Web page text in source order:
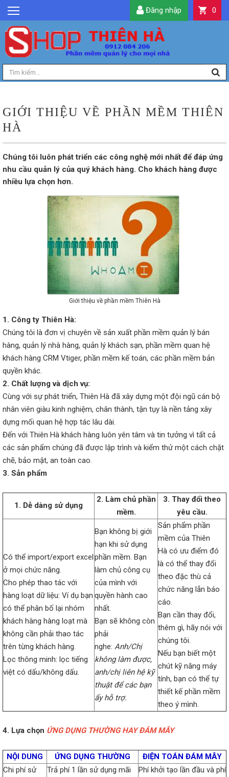
GIỚI THIỆU
TIN TỨC
SẢN PHẨM
DỊCH VỤ
TIỆN ÍCH
QUẢN LÝ
0
Đăng nhập
GIỚI THIỆU VỀ PHẦN MỀM THIÊN
HÀ
Chúng tôi luôn phát triển các công nghệ mới nhất để đáp ứng
nhu cầu quản lý của quý khách hàng. Cho khách hàng được
nhiều lựa chọn hơn.
Giới thiệu về phần mềm Thiên Hà
1. Công ty Thiên Hà:
Chúng tôi là đơn vị chuyên về sản xuất phần mềm quản lý bán
hàng, quản lý nhà hàng, quản lý khách sạn, phần mềm quan hệ
khách hàng CRM Vtiger, phần mềm kế toán, các phần mềm bản
quyền khác.
2. Chất lượng và dịch vụ:
Cùng với sự phát triển, Thiên Hà đã xây dựng một đội ngũ cán bộ
nhân viên giàu kinh nghiệm, chân thành, tận tụy là nền tảng xây
dựng mối quan hệ hợp tác lâu dài.
Đến với Thiên Hà khách hàng luôn yên tâm và tin tưởng vì tất cả
các sản phẩm chúng đã được lập trình và kiểm thử một cách chặt
chẽ, bảo mật, an toàn cao.
3. Sản phẩm
1. Dễ dàng sử dụng
2. Làm chủ phần
mềm.
3. Thay đổi theo
yêu cầu.
Có thể import/export excel
ở mọi chức năng.
Cho phép thao tác với
hàng loạt dữ liệu: Ví dụ bạn
có thể phân bố lại nhóm
khách hàng hàng loạt mà
không cần phải thao tác
trên từng khách hàng.
Lọc thông minh: lọc tiếng
việt có dấu/không dấu.
Bạn không bị giới
hạn khi sử dụng
phần mềm. Bạn
làm chủ công cụ
của mình với
quyền hành cao
nhất.
Bạn sẽ không còn
phải
nghe: Anh/Chị
không làm được,
anh/chị liên hệ kỹ
thuật để các bạn
ấy hỗ trợ.
Sản phẩm phần
mềm của Thiên
Hà có ưu điểm đó
là có thể thay đổi
theo đặc thù cả
chức năng lẫn báo
cáo.
Bạn cần thay đổi,
thêm gì, hãy nói với
chúng tôi.
Nếu bạn biết một
chút kỹ năng máy
tính, bạn có thể tự
thiết kế phần mềm
theo ý mình.
4. Lựa chọn ỨNG DỤNG THƯỜNG HAY ĐÁM MÂY
NỘI DUNG ỨNG DỤNG THƯỜNG
ĐIỆN TOÁN ĐÁM MÂY
Chi phí sử
Trả phí 1 lần sử dụng mãi
Phí khởi tạo lần đầu và phí